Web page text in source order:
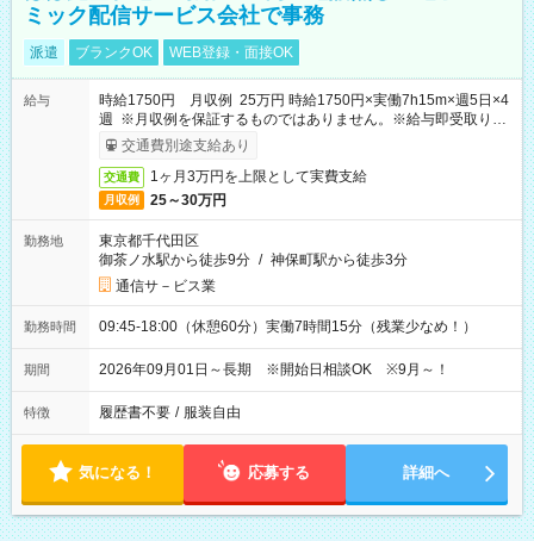
ミック配信サービス会社で事務
派遣 ブランクOK WEB登録・面接OK
給与
時給1750円 月収例 25万円 時給1750円×実働7h15m×週5日×4
週 ※月収例を保証するものではありません。※給与即受取りサ
ービス利用可（利用条件有）
交通費別途支給あり
交通費 1ヶ月3万円を上限として実費支給
月収例 25～30万円
勤務地
東京都千代田区
御茶ノ水駅から徒歩9分 / 神保町駅から徒歩3分
通信サ－ビス業
勤務時間 09:45-18:00（休憩60分）実働7時間15分（残業少なめ！）
期間 2026年09月01日～長期 ※開始日相談OK ※9月～！
特徴 履歴書不要 / 服装自由
気になる！ 応募する 詳細へ